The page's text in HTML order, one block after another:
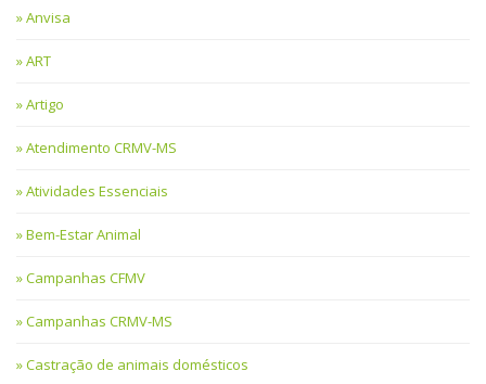
Anvisa
ART
Artigo
Atendimento CRMV-MS
Atividades Essenciais
Bem-Estar Animal
Campanhas CFMV
Campanhas CRMV-MS
Castração de animais domésticos